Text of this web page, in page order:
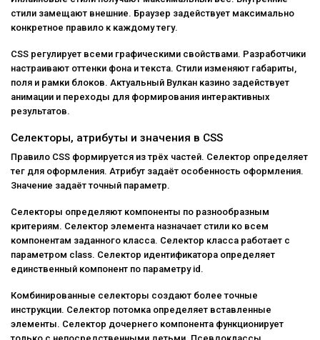
стили замещают внешние. Браузер задействует максимально
конкретное правило к каждому тегу.
CSS регулирует всеми графическими свойствами. Разработчики
настраивают оттенки фона и текста. Стили изменяют габариты,
поля и рамки блоков. Актуальный Вулкан казино задействует
анимации и переходы для формирования интерактивных
результатов.
Селекторы, атрибуты и значения в CSS
Правило CSS формируется из трёх частей. Селектор определяет
тег для оформления. Атрибут задаёт особенность оформления.
Значение задаёт точный параметр.
Селекторы определяют компоненты по разнообразным
критериям. Селектор элемента назначает стили ко всем
компонентам заданного класса. Селектор класса работает с
параметром class. Селектор идентификатора определяет
единственный компонент по параметру id.
Комбинированные селекторы создают более точные
инструкции. Селектор потомка определяет вставленные
элементы. Селектор дочернего компонента функционирует